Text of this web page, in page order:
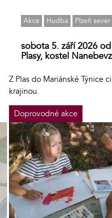
Akce Hudba Plzeň sever
sobota 5. září 2026
Plasy, kostel
Z Plas do Mariánské Týnice
krajinou.
Doprovodné akce